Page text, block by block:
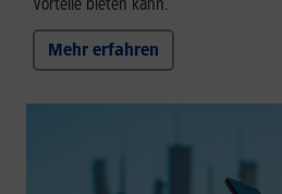
Vorteile bieten kann.
Mehr erfahren